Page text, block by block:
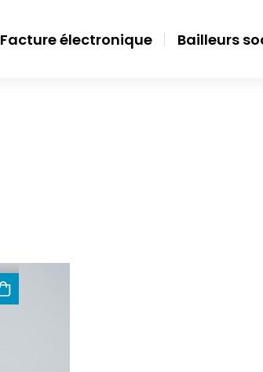
Facture électronique Bailleurs